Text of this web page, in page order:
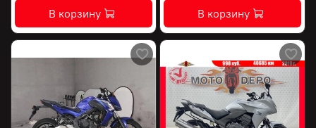
В корзину В корзину